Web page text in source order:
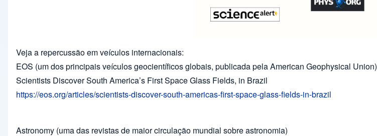
Veja a repercussão em veículos internacionais:
EOS (um dos principais veículos geocientíficos globais, publicada pela American Geophysical Union)
Scientists Discover South America’s First Space Glass Fields, in Brazil
https://eos.org/articles/scientists-discover-south-americas-first-space-glass-fields-in-brazil
Astronomy (uma das revistas de maior circulação mundial sobre astronomia)